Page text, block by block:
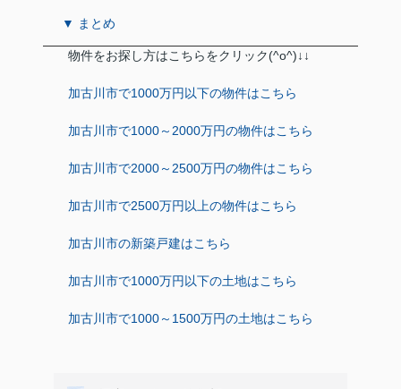
▼ まとめ
物件をお探し方はこちらをクリック(^o^)↓↓
加古川市で1000万円以下の物件はこちら
加古川市で1000～2000万円の物件はこちら
加古川市で2000～2500万円の物件はこちら
加古川市で2500万円以上の物件はこちら
加古川市の新築戸建はこちら
加古川市で1000万円以下の土地はこちら
加古川市で1000～1500万円の土地はこちら